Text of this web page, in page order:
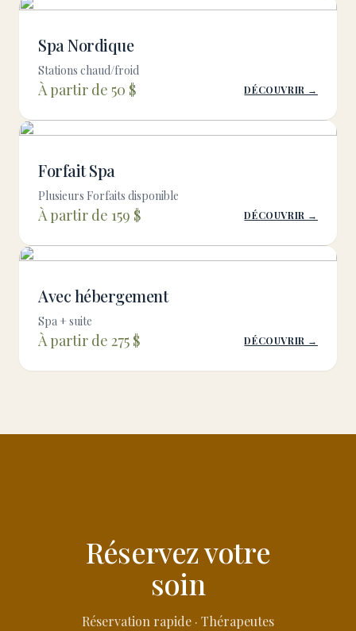
Spa Nordique
Stations chaud/froid
À partir de 50 $ DÉCOUVRIR →
Forfait Spa
Plusieurs Forfaits disponible
À partir de 159 $ DÉCOUVRIR →
Avec hébergement
Spa + suite
À partir de 275 $ DÉCOUVRIR →
Réservez votre
soin
Réservation rapide · Thérapeutes